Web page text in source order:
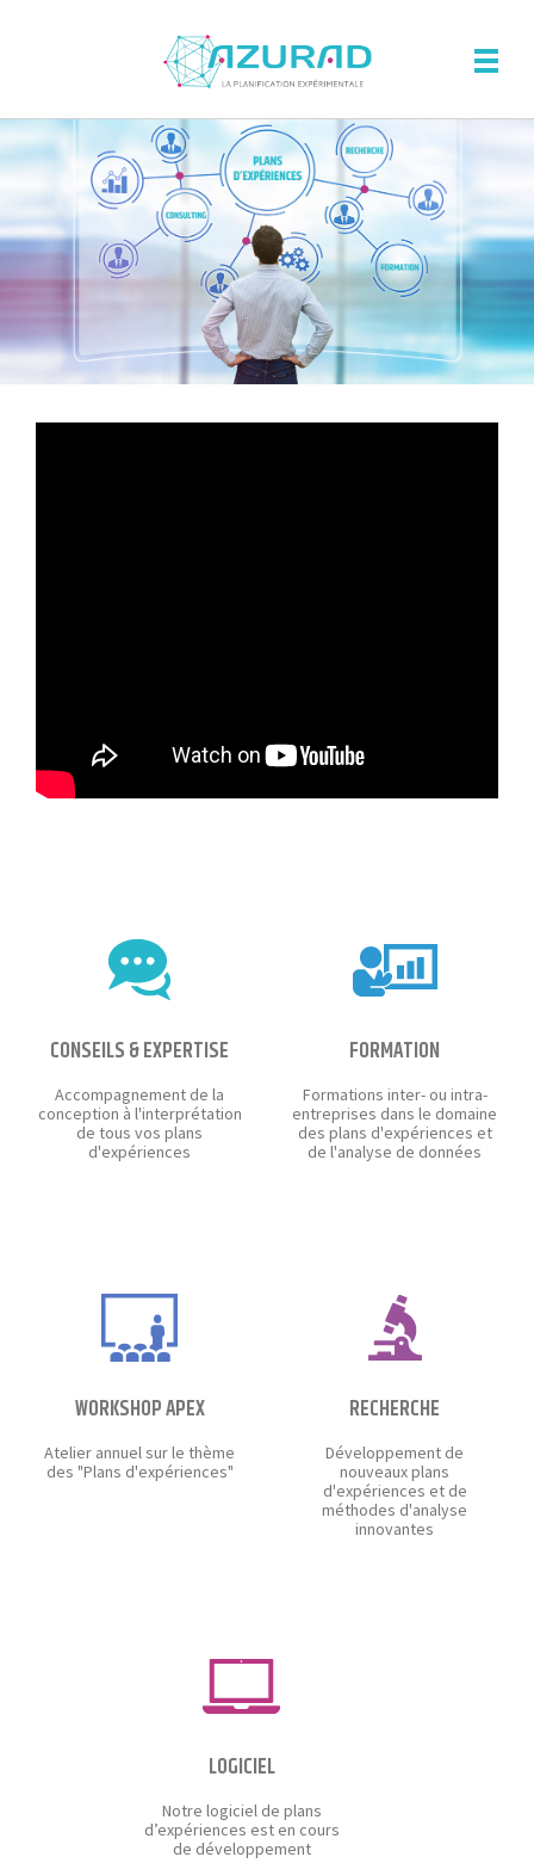
CONSEILS & EXPERTISE
Accompagnement de la
conception à l'interprétation
de tous vos plans
d'expériences
FORMATION
Formations inter- ou intra-
entreprises dans le domaine
des plans d'expériences et
de l'analyse de données
WORKSHOP APEX
Atelier annuel sur le thème
des "Plans d'expériences"
RECHERCHE
Développement de
nouveaux plans
d'expériences et de
méthodes d'analyse
innovantes
LOGICIEL
Notre logiciel de plans
d’expériences est en cours
de développement